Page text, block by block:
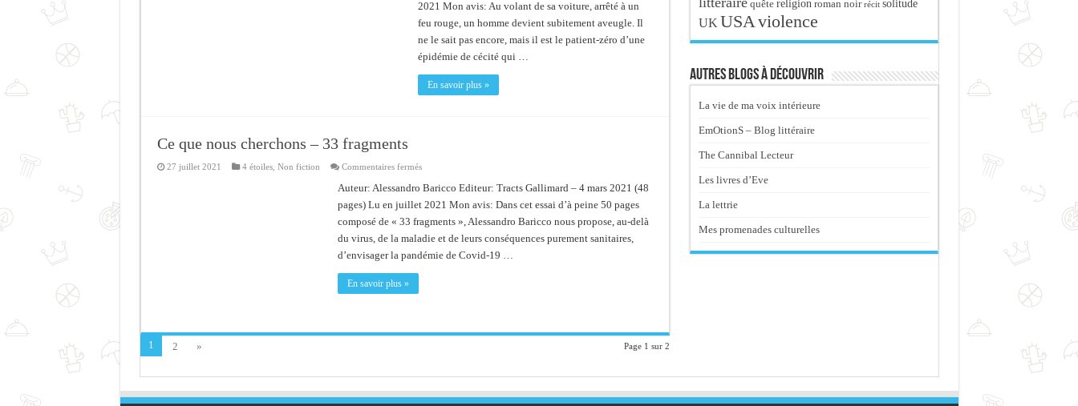
2021 Mon avis: Au volant de sa voiture, arrêté à un
feu rouge, un homme devient subitement aveugle. Il
ne le sait pas encore, mais il est le patient-zéro d’une
épidémie de cécité qui …
En savoir plus »
Ce que nous cherchons – 33 fragments
27 juillet 2021 4 étoiles, Non fiction Commentaires ferméssur
que
nous
cherchons
33
fragments
Auteur: Alessandro Baricco Editeur: Tracts Gallimard – 4 mars 2021 (48
pages) Lu en juillet 2021 Mon avis: Dans cet essai d’à peine 50 pages
composé de « 33 fragments », Alessandro Baricco nous propose, au-delà
du virus, de la maladie et de leurs conséquences purement sanitaires,
d’envisager la pandémie de Covid-19 …
En savoir plus »
Page 1 sur 2
1 2 »
quête religion roman noir récit solitude
UK USA violence
Autres blogs à découvrir
La vie de ma voix intérieure
EmOtionS – Blog littéraire
The Cannibal Lecteur
Les livres d’Eve
La lettrie
Mes promenades culturelles